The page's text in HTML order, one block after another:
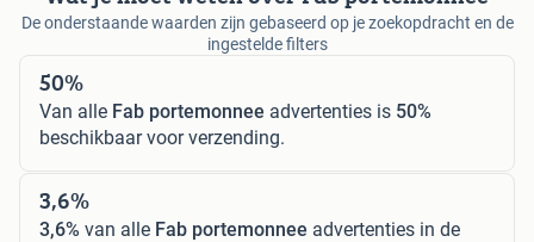
De onderstaande waarden zijn gebaseerd op je zoekopdracht en de
ingestelde filters
50%
Van alle Fab portemonnee advertenties is 50%
beschikbaar voor verzending.
3,6%
3,6% van alle Fab portemonnee advertenties in de